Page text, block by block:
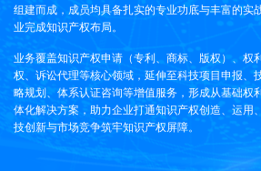
组建而成，成员均具备扎实的专业功底与丰富的实
业完成知识产权布局。
业务覆盖知识产权申请（专利、商标、版权）、权
权、诉讼代理等核心领域，延伸至科技项目申报、
略规划、体系认证咨询等增值服务，形成从基础权
体化解决方案，助力企业打通知识产权创造、运用
技创新与市场竞争筑牢知识产权屏障。